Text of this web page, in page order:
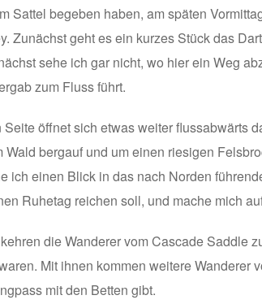
Sattel begeben haben, am späten
Zunächst geht es ein kurzes Stück das
sehe ich gar nicht, wo hier ein Weg
zum Fluss führt.
öffnet sich etwas weiter flussabwärts
Wald bergauf und um einen riesigen
ich einen Blick in das nach Norden
Ruhetag reichen soll, und mache mich
die Wanderer vom Cascade Saddle
Mit ihnen kommen weitere Wanderer
mit den Betten gibt.